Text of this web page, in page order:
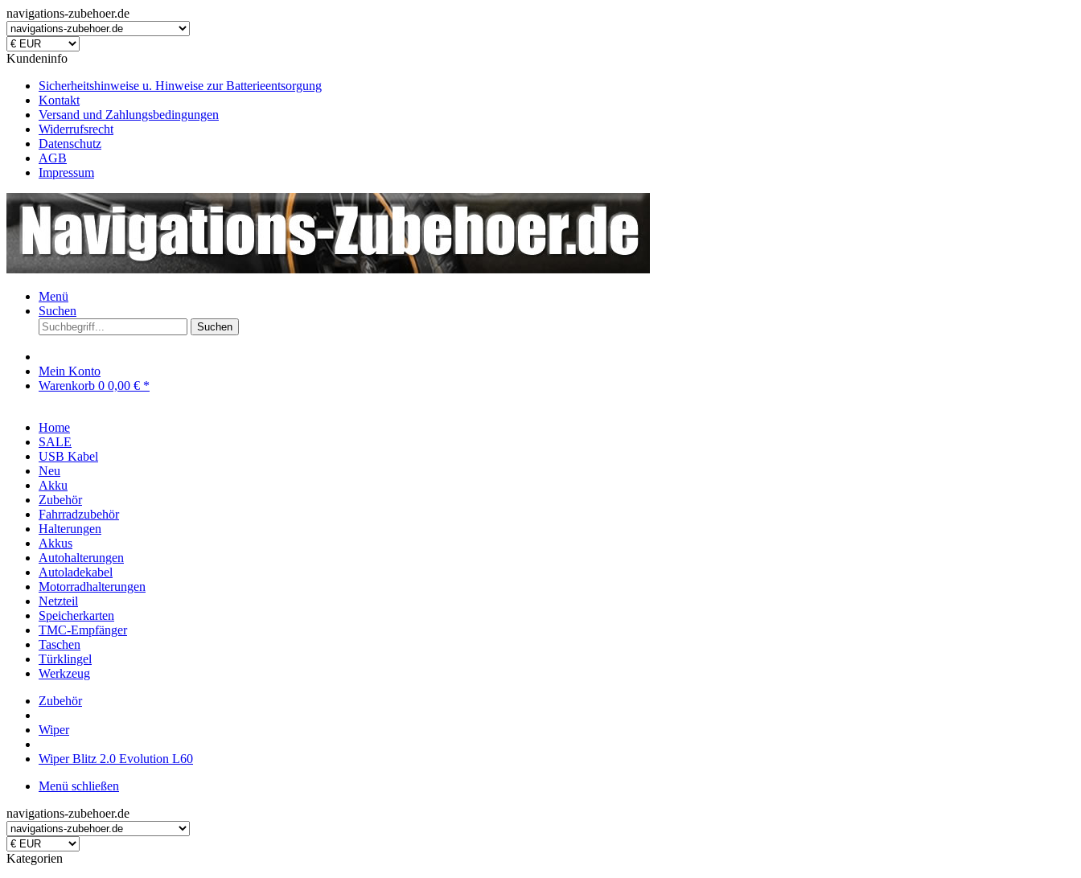
navigations-zubehoer.de
Kundeninfo
Sicherheitshinweise u. Hinweise zur Batterieentsorgung
Kontakt
Versand und Zahlungsbedingungen
Widerrufsrecht
Datenschutz
AGB
Impressum
Menü
Suchen
Suchen
Mein Konto
Warenkorb 0 0,00 € *
Home
SALE
USB Kabel
Neu
Akku
Zubehör
Fahrradzubehör
Halterungen
Akkus
Autohalterungen
Autoladekabel
Motorradhalterungen
Netzteil
Speicherkarten
TMC-Empfänger
Taschen
Türklingel
Werkzeug
Zubehör
Wiper
Wiper Blitz 2.0 Evolution L60
Menü schließen
navigations-zubehoer.de
Kategorien